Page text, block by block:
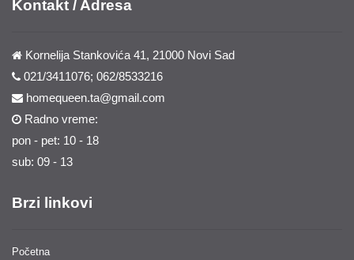
Kontakt / Adresa
Kornelija Stankovića 41, 21000 Novi Sad
021/3411076; 062/8533216
homequeen.ta@gmail.com
Radno vreme:
pon - pet: 10 - 18
sub: 09 - 13
Brzi linkovi
Početna